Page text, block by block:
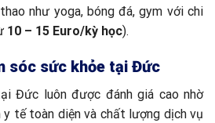
như yoga, bóng đá, gym với chi
10 – 15 Euro/kỳ học).
sóc sức khỏe tại Đức
Đức luôn được đánh giá cao nhờ
y tế toàn diện và chất lượng dịch vụ